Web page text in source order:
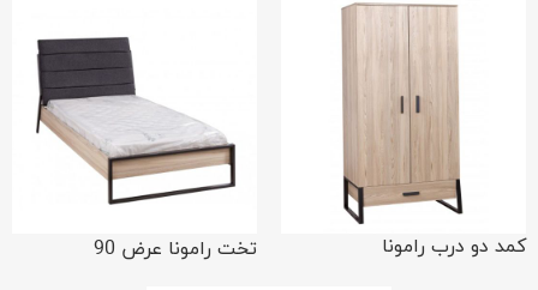
کمد دو درب رامونا تخت رامونا عرض 90